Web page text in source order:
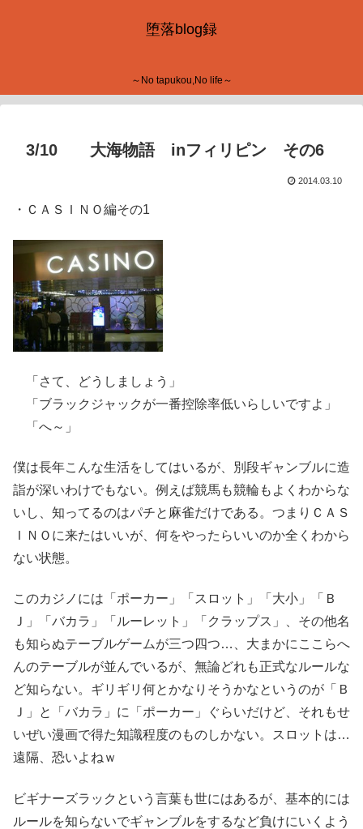
堕落blog録
～No tapukou,No life～
3/10 大海物語 inフィリピン その6
2014.03.10
・ＣＡＳＩＮＯ編その1
「さて、どうしましょう」
「ブラックジャックが一番控除率低いらしいですよ」
「へ～」
僕は長年こんな生活をしてはいるが、別段ギャンブルに造
詣が深いわけでもない。例えば競馬も競輪もよくわからな
いし、知ってるのはパチと麻雀だけである。つまりＣＡＳ
ＩＮＯに来たはいいが、何をやったらいいのか全くわから
ない状態。
このカジノには「ポーカー」「スロット」「大小」「Ｂ
Ｊ」「バカラ」「ルーレット」「クラップス」、その他名
も知らぬテーブルゲームが三つ四つ…、大まかにここらへ
んのテーブルが並んでいるが、無論どれも正式なルールな
ど知らない。ギリギリ何とかなりそうかなというのが「Ｂ
Ｊ」と「バカラ」に「ポーカー」ぐらいだけど、それもせ
いぜい漫画で得た知識程度のものしかない。スロットは…
遠隔、恐いよねｗ
ビギナーズラックという言葉も世にはあるが、基本的には
ルールを知らないでギャンブルをするなど負けにいくよう